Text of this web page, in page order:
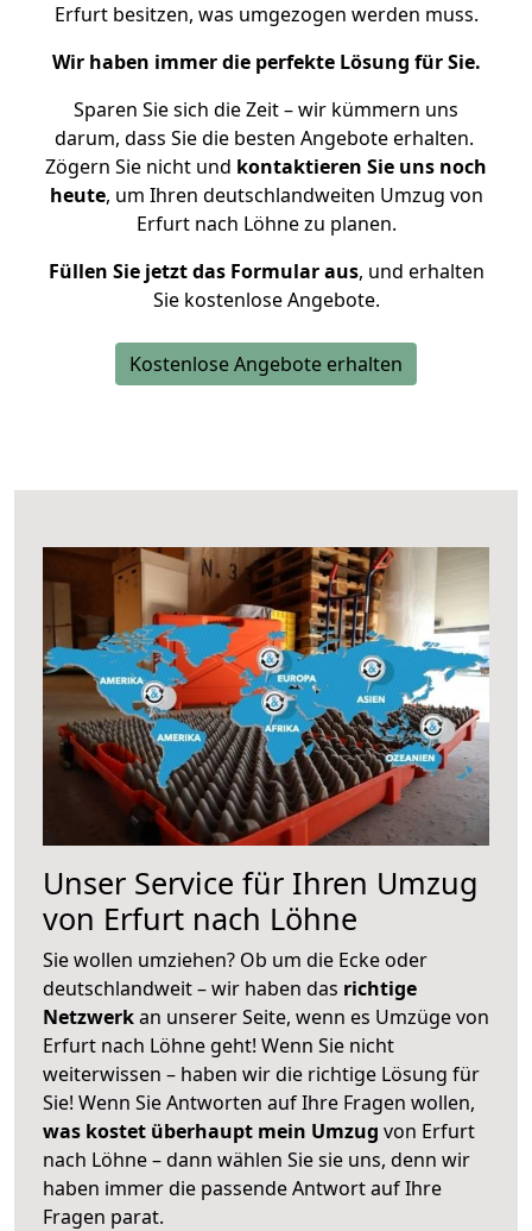
Erfurt besitzen, was umgezogen werden muss.
Wir haben immer die perfekte Lösung für Sie.
Sparen Sie sich die Zeit – wir kümmern uns
darum, dass Sie die besten Angebote erhalten.
Zögern Sie nicht und kontaktieren Sie uns noch
heute, um Ihren deutschlandweiten Umzug von
Erfurt nach Löhne zu planen.
Füllen Sie jetzt das Formular aus, und erhalten
Sie kostenlose Angebote.
Kostenlose Angebote erhalten
Unser Service für Ihren Umzug
von Erfurt nach Löhne
Sie wollen umziehen? Ob um die Ecke oder
deutschlandweit – wir haben das richtige
Netzwerkan unserer Seite, wenn es Umzüge von
Erfurt nach Löhne geht! Wenn Sie nicht
weiterwissen – haben wir die richtige Lösung für
Sie! Wenn Sie Antworten auf Ihre Fragen wollen,
was kostet überhaupt mein Umzug von Erfurt
nach Löhne – dann wählen Sie sie uns, denn wir
haben immer die passende Antwort auf Ihre
Fragen parat.